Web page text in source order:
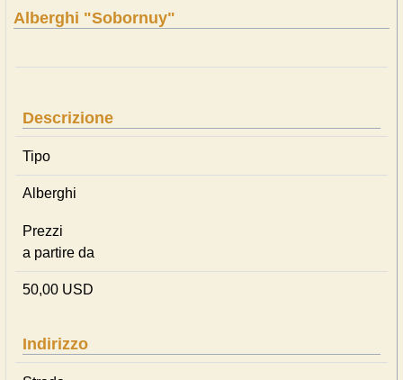
Alberghi "Sobornuy"
Descrizione
Tipo
Alberghi
Prezzi
a partire da
50,00 USD
Indirizzo